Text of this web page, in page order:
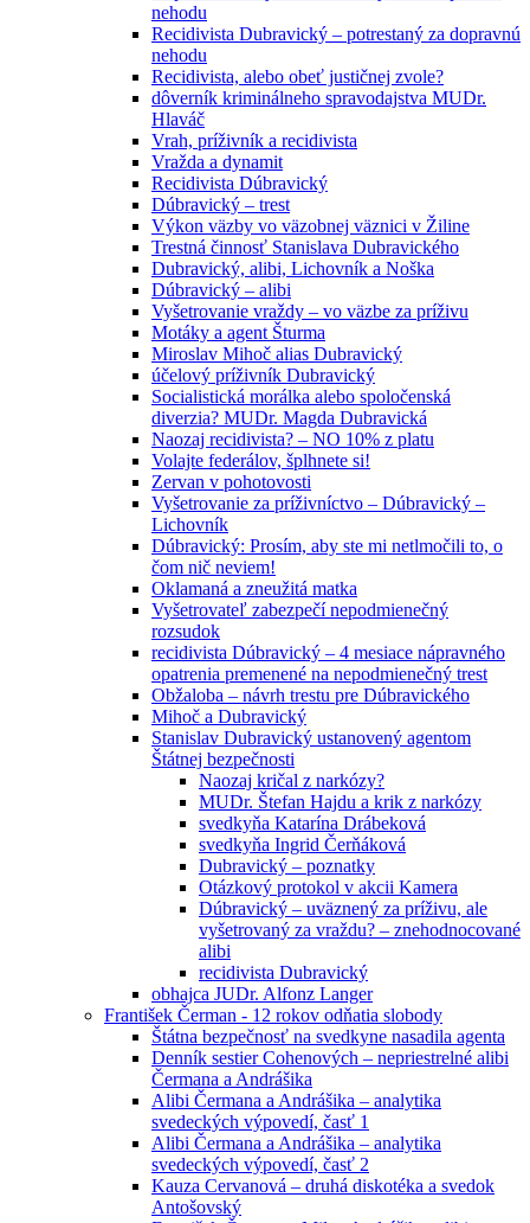
nehodu
Recidivista Dubravický – potrestaný za dopravnú
nehodu
Recidivista, alebo obeť justičnej zvole?
dôverník kriminálneho spravodajstva MUDr.
Hlaváč
Vrah, príživník a recidivista
Vražda a dynamit
Recidivista Dúbravický
Dúbravický – trest
Výkon väzby vo väzobnej väznici v Žiline
Trestná činnosť Stanislava Dubravického
Dubravický, alibi, Lichovník a Noška
Dúbravický – alibi
Vyšetrovanie vraždy – vo väzbe za príživu
Motáky a agent Šturma
Miroslav Mihoč alias Dubravický
účelový príživník Dubravický
Socialistická morálka alebo spoločenská
diverzia? MUDr. Magda Dubravická
Naozaj recidivista? – NO 10% z platu
Volajte federálov, šplhnete si!
Zervan v pohotovosti
Vyšetrovanie za príživníctvo – Dúbravický –
Lichovník
Dúbravický: Prosím, aby ste mi netlmočili to, o
čom nič neviem!
Oklamaná a zneužitá matka
Vyšetrovateľ zabezpečí nepodmienečný
rozsudok
recidivista Dúbravický – 4 mesiace nápravného
opatrenia premenené na nepodmienečný trest
Obžaloba – návrh trestu pre Dúbravického
Mihoč a Dubravický
Stanislav Dubravický ustanovený agentom
Štátnej bezpečnosti
Naozaj kričal z narkózy?
MUDr. Štefan Hajdu a krik z narkózy
svedkyňa Katarína Drábeková
svedkyňa Ingrid Čerňáková
Dubravický – poznatky
Otázkový protokol v akcii Kamera
Dúbravický – uväznený za príživu, ale
vyšetrovaný za vraždu? – znehodnocované
alibi
recidivista Dubravický
obhajca JUDr. Alfonz Langer
František Čerman - 12 rokov odňatia slobody
Štátna bezpečnosť na svedkyne nasadila agenta
Denník sestier Cohenových – nepriestrelné alibi
Čermana a Andrášika
Alibi Čermana a Andrášika – analytika
svedeckých výpovedí, časť 1
Alibi Čermana a Andrášika – analytika
svedeckých výpovedí, časť 2
Kauza Cervanová – druhá diskotéka a svedok
Antošovský